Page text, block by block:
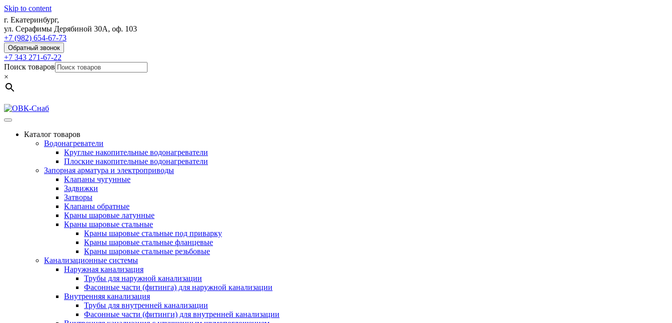
Skip to content
г. Екатеринбург,
ул. Серафимы Дерябиной 30А, оф. 103
+7 (982) 654-67-73
Обратный звонок
+7 343 271-67-22
Поиск товаров
×
Каталог товаров
Водонагреватели
Круглые накопительные водонагреватели
Плоские накопительные водонагреватели
Запорная арматура и электроприводы
Клапаны чугунные
Задвижки
Затворы
Клапаны обратные
Краны шаровые латунные
Краны шаровые стальные
Краны шаровые стальные под приварку
Краны шаровые стальные фланцевые
Краны шаровые стальные резьбовые
Канализационные системы
Наружная канализация
Трубы для наружной канализации
Фасонные части (фитинга) для наружной канализации
Внутренняя канализация
Трубы для внутренней канализации
Фасонные части (фитинги) для внутренней канализации